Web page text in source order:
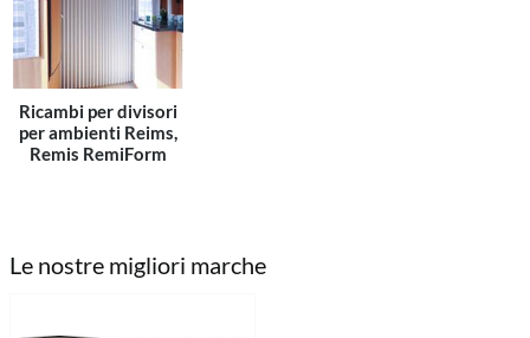
Ricambi per divisori
per ambienti Reims,
Remis RemiForm
Le nostre migliori marche